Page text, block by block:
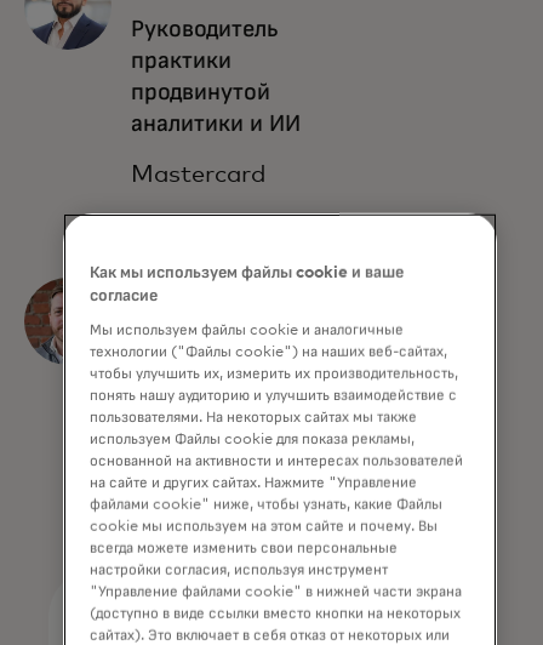
Руководитель
практики
продвинутой
аналитики и ИИ
Mastercard
Натан Рихтер
Директор,
Dynamic Yield
Mastercard
Как мы используем файлы cookie и ваше
согласие
Мы используем файлы cookie и аналогичные
технологии ("Файлы cookie") на наших веб-сайтах,
чтобы улучшить их, измерить их производительность,
понять нашу аудиторию и улучшить взаимодействие с
пользователями. На некоторых сайтах мы также
используем Файлы cookie для показа рекламы,
основанной на активности и интересах пользователей
на сайте и других сайтах. Нажмите "Управление
файлами cookie" ниже, чтобы узнать, какие Файлы
cookie мы используем на этом сайте и почему. Вы
всегда можете изменить свои персональные
настройки согласия, используя инструмент
"Управление файлами cookie" в нижней части экрана
(доступно в виде ссылки вместо кнопки на некоторых
сайтах). Это включает в себя отказ от некоторых или